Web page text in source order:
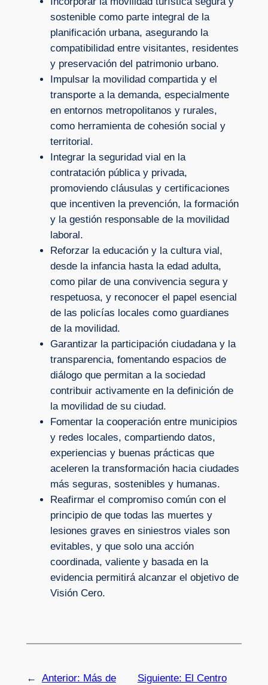
sostenible como parte integral de la
planificación urbana, asegurando la
compatibilidad entre visitantes, residentes
y preservación del patrimonio urbano.
Impulsar la movilidad compartida y el
transporte a la demanda, especialmente
en entornos metropolitanos y rurales,
como herramienta de cohesión social y
territorial.
Integrar la seguridad vial en la
contratación pública y privada,
promoviendo cláusulas y certificaciones
que incentiven la prevención, la formación
y la gestión responsable de la movilidad
laboral.
Reforzar la educación y la cultura vial,
desde la infancia hasta la edad adulta,
como pilar de una convivencia segura y
respetuosa, y reconocer el papel esencial
de las policías locales como guardianes
de la movilidad.
Garantizar la participación ciudadana y la
transparencia, fomentando espacios de
diálogo que permitan a la sociedad
contribuir activamente en la definición de
la movilidad de su ciudad.
Fomentar la cooperación entre municipios
y redes locales, compartiendo datos,
experiencias y buenas prácticas que
aceleren la transformación hacia ciudades
más seguras, sostenibles y humanas.
Reafirmar el compromiso común con el
principio de que todas las muertes y
lesiones graves en siniestros viales son
evitables, y que solo una acción
coordinada, valiente y basada en la
evidencia permitirá alcanzar el objetivo de
Visión Cero.
← Anterior: Más de
Siguiente: El Centro